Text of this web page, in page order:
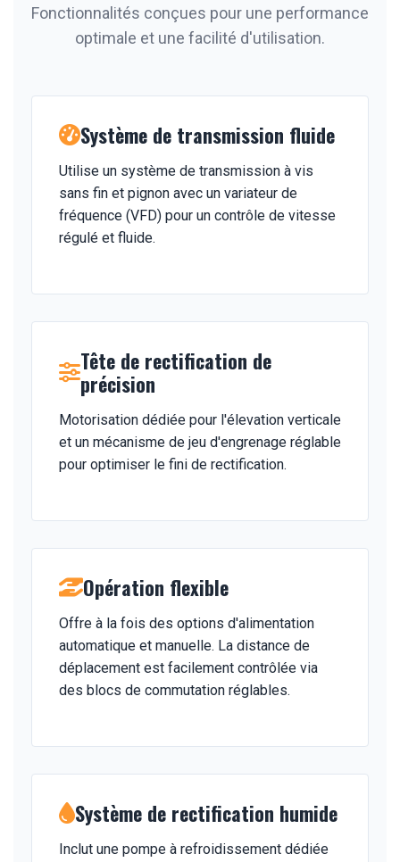
Fonctionnalités conçues pour une performance
optimale et une facilité d'utilisation.
Système de transmission fluide
Utilise un système de transmission à vis
sans fin et pignon avec un variateur de
fréquence (VFD) pour un contrôle de vitesse
régulé et fluide.
Tête de rectification de
précision
Motorisation dédiée pour l'élevation verticale
et un mécanisme de jeu d'engrenage réglable
pour optimiser le fini de rectification.
Opération flexible
Offre à la fois des options d'alimentation
automatique et manuelle. La distance de
déplacement est facilement contrôlée via
des blocs de commutation réglables.
Système de rectification humide
Inclut une pompe à refroidissement dédiée